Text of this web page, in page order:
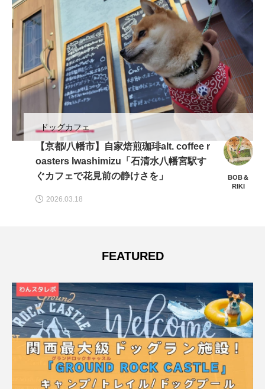
ドッグカフェ
【京都/亀岡市】コメナカハウス「NEWオ
ープン！自然がたっぷりのカフェレスト
ラン」
HIRUNO
FEATURED